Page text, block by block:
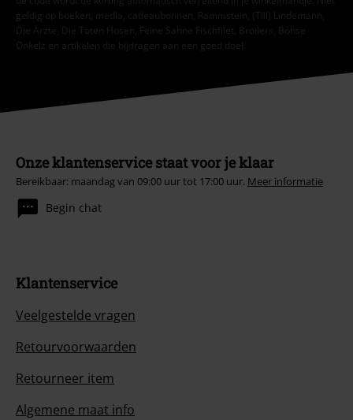
geldig op boeken, media, cadeaubonnen, Rammstein, (Till) Lindemann,
Die Ärzte, Die Toten Hosen, Feine Sahne Fischfilet, Broilers, Böhse
Onkelz en artikelen die bijdragen aan een goed doel.
Onze klantenservice staat voor je klaar
Bereikbaar: maandag van 09:00 uur tot 17:00 uur. Meer informatie
Begin chat
Klantenservice
Veelgestelde vragen
Retourvoorwaarden
Retourneer item
Algemene maat info